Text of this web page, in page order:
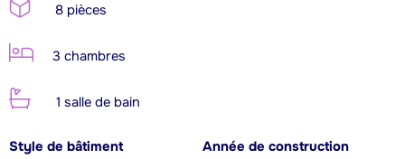
8 pièces
3 chambres
1 salle de bain
Style de bâtiment
Année de construction